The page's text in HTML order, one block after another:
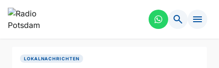
search menu
LOKALNACHRICHTEN